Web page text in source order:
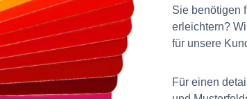
Sie benötigen
erleichtern?
für unsere
Für einen